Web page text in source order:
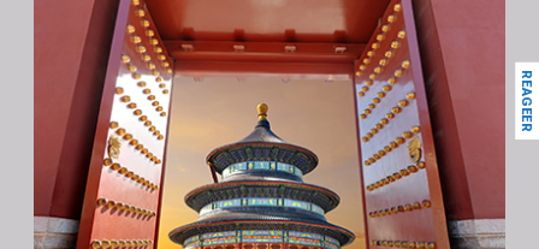
REAGEER